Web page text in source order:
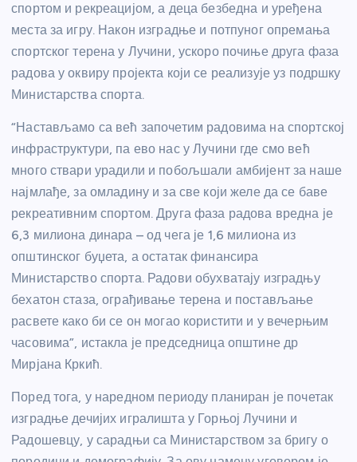
спортом и рекреацијом, а деца безбедна и уређена
места за игру. Након изградње и потпуног опремања
спортског терена у Лучини, ускоро почиње друга фаза
радова у оквиру пројекта који се реализује уз подршку
Министарства спорта.
“Настављамо са већ започетим радовима на спортској
инфраструктури, па ево нас у Лучини где смо већ
много ствари урадили и побољшали амбијент за наше
најмлађе, за омладину и за све који желе да се баве
рекреативним спортом. Друга фаза радова вредна је
6,3 милиона динара – од чега је 1,6 милиона из
општинског буџета, а остатак финансира
Министарство спорта. Радови обухватају изградњу
бехатон стаза, ограђивање терена и постављање
расвете како би се он могао користити и у вечерњим
часовима”, истакла је председница општине др
Мирјана Кркић.
Поред тога, у наредном периоду планиран је почетак
изградње дечијих игралишта у Горњој Лучини и
Радошевцу, у сарадњи са Министарством за бригу о